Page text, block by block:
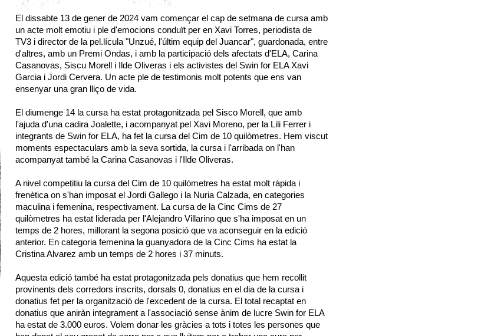
El dissabte 13 de gener de 2024 vam començar el cap de setmana de cursa amb
un acte molt emotiu i ple d'emocions conduït per en Xavi Torres, periodista de
TV3 i director de la pel.lícula "Unzué, l'últim equip del Juancar", guardonada, entre
d'altres, amb un Premi Ondas, i amb la participació dels afectats d'ELA, Carina
Casanovas, Siscu Morell i Ilde Oliveras i els activistes del Swin for ELA Xavi
Garcia i Jordi Cervera. Un acte ple de testimonis molt potents que ens van
ensenyar una gran lliço de vida.
El diumenge 14 la cursa ha estat protagonitzada pel Sisco Morell, que amb
l'ajuda d'una cadira Joalette, i acompanyat pel Xavi Moreno, per la Lili Ferrer i
integrants de Swin for ELA, ha fet la cursa del Cim de 10 quilòmetres. Hem viscut
moments espectaculars amb la seva sortida, la cursa i l'arribada on l'han
acompanyat també la Carina Casanovas i l'Ilde Oliveras.
A nivel competitiu la cursa del Cim de 10 quilòmetres ha estat molt ràpida i
frenètica on s'han imposat el Jordi Gallego i la Nuria Calzada, en categories
maculina i femenina, respectivament. La cursa de la Cinc Cims de 27
quilòmetres ha estat liderada per l'Alejandro Villarino que s'ha imposat en un
temps de 2 hores, millorant la segona posició que va aconseguir en la edició
anterior. En categoria femenina la guanyadora de la Cinc Cims ha estat la
Cristina Alvarez amb un temps de 2 hores i 37 minuts.
Aquesta edició també ha estat protagonitzada pels donatius que hem recollit
provinents dels corredors inscrits, dorsals 0, donatius en el dia de la cursa i
donatius fet per la organització de l'excedent de la cursa. El total recaptat en
donatius que aniràn integrament a l'associació sense ànim de lucre Swin for ELA
ha estat de 3.000 euros. Volem donar les gràcies a tots i totes les persones que